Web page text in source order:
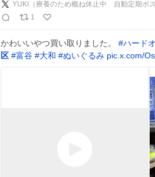
YUKI（療養のため概ね休止中 自動定期ポス
1
かわいいやつ買い取りました。 #ハード
区 #富谷 #大和 #ぬいぐるみ pic.x.com/